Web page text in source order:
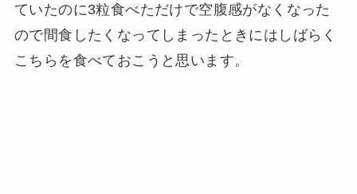
ていたのに3粒食べただけで空腹感がなくなった
ので間食したくなってしまったときにはしばらく
こちらを食べておこうと思います。